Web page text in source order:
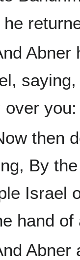
he
Abner
over you:
then
By
Israel
hand
Abner